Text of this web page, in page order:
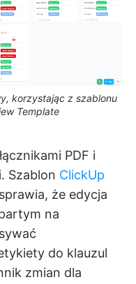
korzystając z szablonu
Template
PDF i
Szablon ClickUp
sprawia, że edycja
na
do klauzul
zmian dla